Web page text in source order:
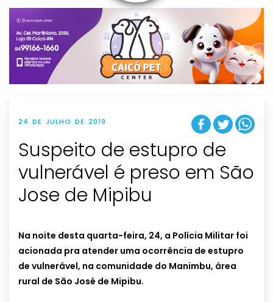
v
g
t
i
o
n
24 DE JULHO DE 2019
Suspeito de estupro de
vulnerável é preso em São
Jose de Mipibu
Na noite desta quarta-feira, 24, a Polícia Militar foi
acionada pra atender uma ocorrência de estupro
de vulnerável, na comunidade do Manimbu, área
rural de São José de Mipibu.